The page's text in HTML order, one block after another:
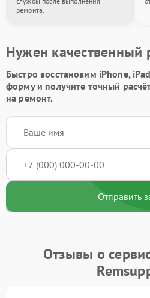
ремонта.
Нужен качественный
Быстро восстановим iPhone,
формуи получите точный
на ремонт.
Отправить
Отзывы о